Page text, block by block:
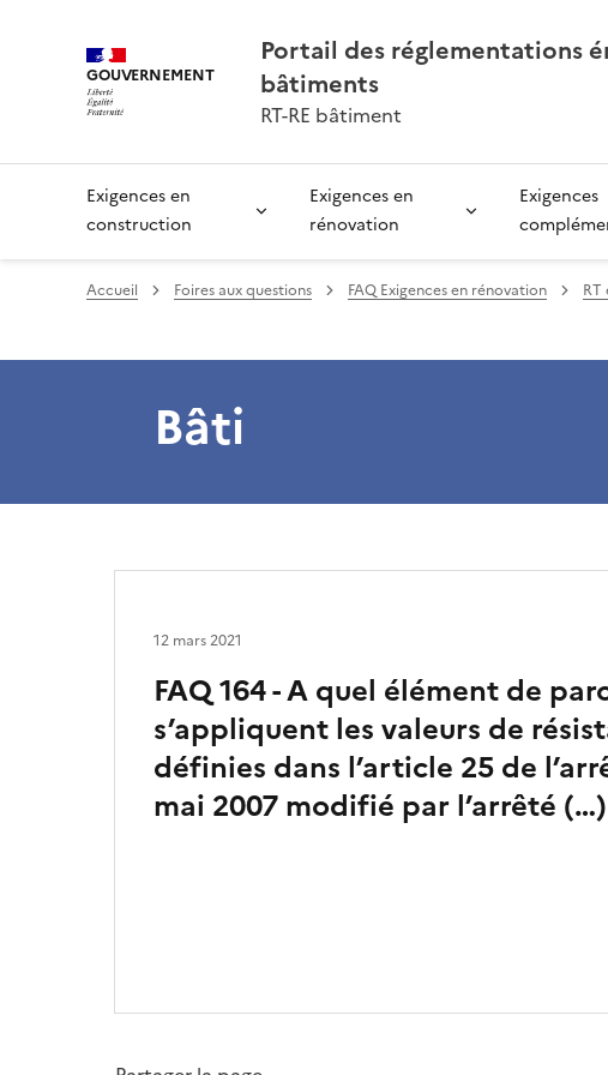
GOUVERNEMENT
Portail des réglementations
bâtiments
RT-RE bâtiment
Exigences en
construction
Exigences en
rénovation
Exigences
Accueil Foires aux questions FAQ Exigences en rénovation
Bâti
FAQ 164 - A quel élément de
s’appliquent les valeurs de
définies dans l’article 25 de
mai 2007 modifié par l’arrêté (…)
12 mars 2021